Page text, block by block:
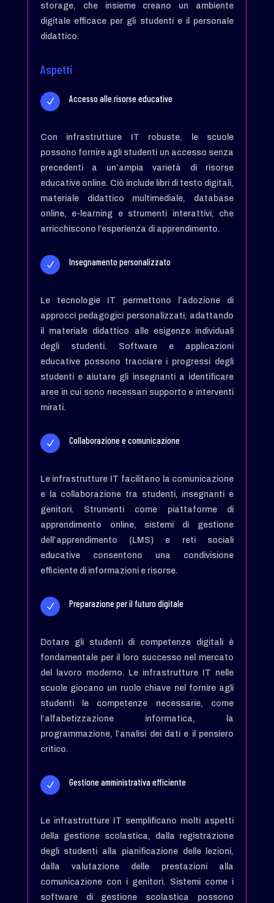
storage, che insieme creano un ambiente
digitale efficace per gli studenti e il personale
didattico.
Aspetti
N Accesso alle risorse educative
Con infrastrutture IT robuste, le scuole
possono fornire agli studenti un accesso senza
precedenti a un’ampia varietà di risorse
educative online. Ciò include libri di testo digitali,
materiale didattico multimediale, database
online, e-learning e strumenti interattivi, che
arricchiscono l’esperienza di apprendimento.
N Insegnamento personalizzato
Le tecnologie IT permettono l’adozione di
approcci pedagogici personalizzati, adattando
il materiale didattico alle esigenze individuali
degli studenti. Software e applicazioni
educative possono tracciare i progressi degli
studenti e aiutare gli insegnanti a identificare
aree in cui sono necessari supporto e interventi
mirati.
N Collaborazione e comunicazione
Le infrastrutture IT facilitano la comunicazione
e la collaborazione tra studenti, insegnanti e
genitori. Strumenti come piattaforme di
apprendimento online, sistemi di gestione
dell’apprendimento (LMS) e reti sociali
educative consentono una condivisione
efficiente di informazioni e risorse.
N Preparazione per il futuro digitale
Dotare gli studenti di competenze digitali è
fondamentale per il loro successo nel mercato
del lavoro moderno. Le infrastrutture IT nelle
scuole giocano un ruolo chiave nel fornire agli
studenti le competenze necessarie, come
l’alfabetizzazione informatica, la
programmazione, l’analisi dei dati e il pensiero
critico.
N Gestione amministrativa efficiente
Le infrastrutture IT semplificano molti aspetti
della gestione scolastica, dalla registrazione
degli studenti alla pianificazione delle lezioni,
dalla valutazione delle prestazioni alla
comunicazione con i genitori. Sistemi come i
software di gestione scolastica possono